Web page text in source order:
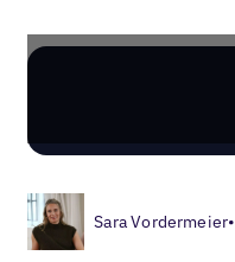
Sara Vordermeier•